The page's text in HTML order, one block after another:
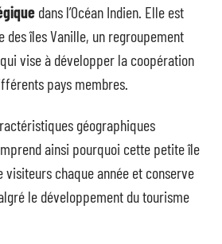
dans l’Océan Indien. Elle est
îles Vanille, un regroupement
qui vise à développer la coopération
pays membres.
géographiques
ainsi pourquoi cette petite île
chaque année et conserve
le développement du tourisme